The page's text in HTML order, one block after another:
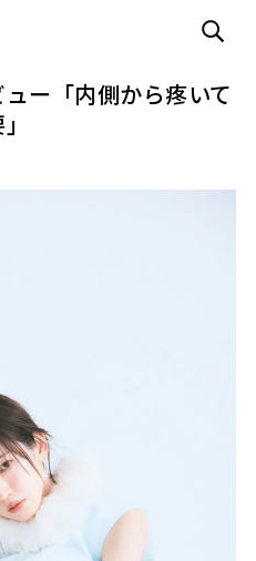
ュー「内側から疼いて